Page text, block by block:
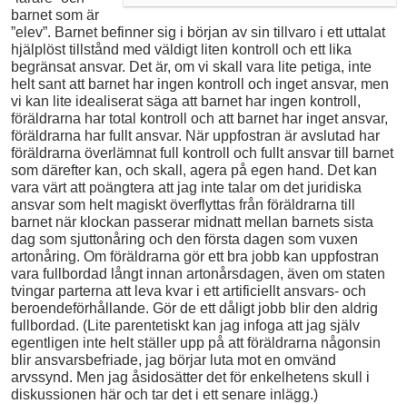
barnet som är
”elev”. Barnet befinner sig i början av sin tillvaro i ett uttalat
hjälplöst tillstånd med väldigt liten kontroll och ett lika
begränsat ansvar. Det är, om vi skall vara lite petiga, inte
helt sant att barnet har ingen kontroll och inget ansvar, men
vi kan lite idealiserat säga att barnet har ingen kontroll,
föräldrarna har total kontroll och att barnet har inget ansvar,
föräldrarna har fullt ansvar. När uppfostran är avslutad har
föräldrarna överlämnat full kontroll och fullt ansvar till barnet
som därefter kan, och skall, agera på egen hand. Det kan
vara värt att poängtera att jag inte talar om det juridiska
ansvar som helt magiskt överflyttas från föräldrarna till
barnet när klockan passerar midnatt mellan barnets sista
dag som sjuttonåring och den första dagen som vuxen
artonåring. Om föräldrarna gör ett bra jobb kan uppfostran
vara fullbordad långt innan artonårsdagen, även om staten
tvingar parterna att leva kvar i ett artificiellt ansvars- och
beroende­förhållande. Gör de ett dåligt jobb blir den aldrig
fullbordad. (Lite parentetiskt kan jag infoga att jag själv
egentligen inte helt ställer upp på att föräldrarna någonsin
blir ansvarsbefriade, jag börjar luta mot en omvänd
arvssynd. Men jag åsidosätter det för enkelhetens skull i
diskussionen här och tar det i ett senare inlägg.)